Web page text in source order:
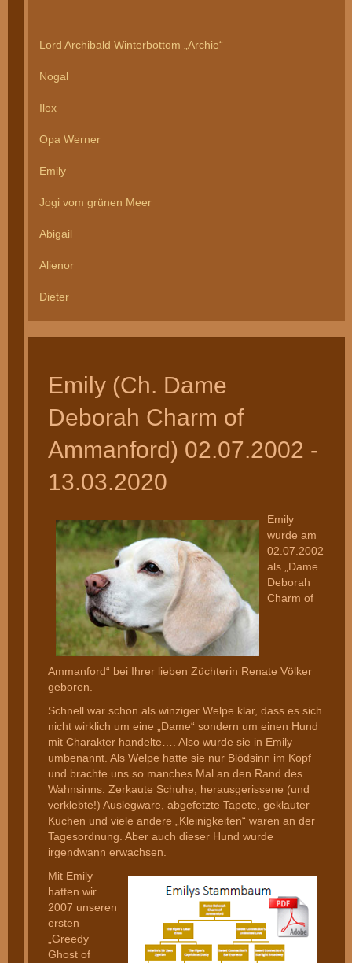
Lord Archibald Winterbottom „Archie“
Nogal
Ilex
Opa Werner
Emily
Jogi vom grünen Meer
Abigail
Alienor
Dieter
Emily (Ch. Dame
Deborah Charm of
Ammanford) 02.07.2002 -
13.03.2020
Emily
wurde am
02.07.2002
als „Dame
Deborah
Charm of
Ammanford“ bei Ihrer lieben Züchterin Renate Völker
geboren.
Schnell war schon als winziger Welpe klar, dass es sich
nicht wirklich um eine „Dame“ sondern um einen Hund
mit Charakter handelte…. Also wurde sie in Emily
umbenannt. Als Welpe hatte sie nur Blödsinn im Kopf
und brachte uns so manches Mal an den Rand des
Wahnsinns. Zerkaute Schuhe, herausgerissene (und
verklebte!) Auslegware, abgefetzte Tapete, geklauter
Kuchen und viele andere „Kleinigkeiten“ waren an der
Tagesordnung. Aber auch dieser Hund wurde
irgendwann erwachsen.
Mit Emily
hatten wir
2007 unseren
ersten
„Greedy
Ghost of